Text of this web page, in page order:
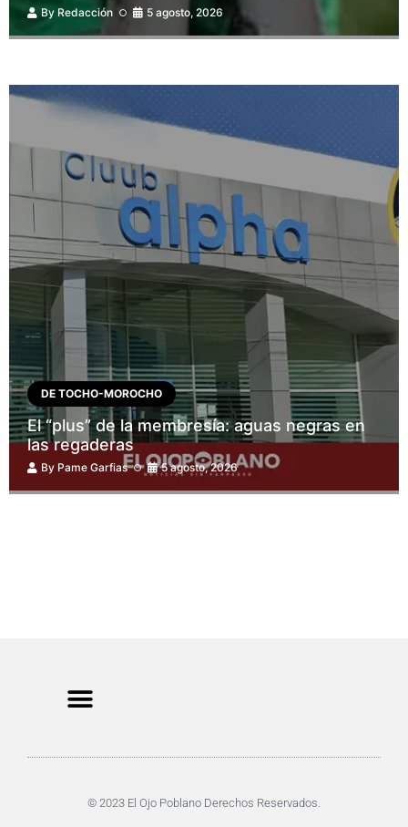
By Redacción 5 agosto, 2026
DE TOCHO-MOROCHO
El “plus” de la membresía: aguas negras en
las regaderas
By Pame Garfias 5 agosto, 2026
© 2023 El Ojo Poblano Derechos Reservados.